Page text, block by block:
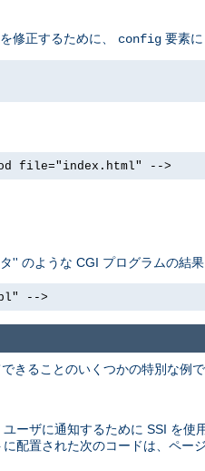
修正するために、 config 要素に
file="index.html" -->
'' のような CGI プログラムの結
-->
きることのいくつかの特別な例で
ーザに通知するために SSI を
配置された次のコードは、ペー